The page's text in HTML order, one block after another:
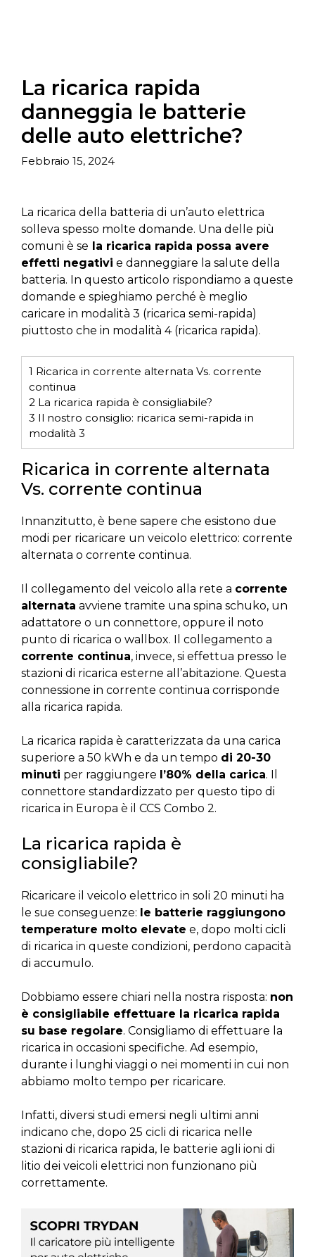
La ricarica rapida
danneggia le batterie
delle auto elettriche?
Febbraio 15, 2024
La ricarica della batteria di un’auto elettrica
solleva spesso molte domande. Una delle più
comuni è se la ricarica rapida possa avere
effetti negativi e danneggiare la salute della
batteria. In questo articolo rispondiamo a queste
domande e spieghiamo perché è meglio
caricare in modalità 3 (ricarica semi-rapida)
piuttosto che in modalità 4 (ricarica rapida).
1 Ricarica in corrente alternata Vs. corrente
continua
2 La ricarica rapida è consigliabile?
3 Il nostro consiglio: ricarica semi-rapida in
modalità 3
Ricarica in corrente alternata
Vs. corrente continua
Innanzitutto, è bene sapere che esistono due
modi per ricaricare un veicolo elettrico: corrente
alternata o corrente continua.
Il collegamento del veicolo alla rete a corrente
alternata avviene tramite una spina schuko, un
adattatore o un connettore, oppure il noto
punto di ricarica o wallbox. Il collegamento a
corrente continua, invece, si effettua presso le
stazioni di ricarica esterne all’abitazione. Questa
connessione in corrente continua corrisponde
alla ricarica rapida.
La ricarica rapida è caratterizzata da una carica
superiore a 50 kWh e da un tempo di 20-30
minuti per raggiungere l’80% della carica. Il
connettore standardizzato per questo tipo di
ricarica in Europa è il CCS Combo 2.
La ricarica rapida è
consigliabile?
Ricaricare il veicolo elettrico in soli 20 minuti ha
le sue conseguenze: le batterie raggiungono
temperature molto elevate e, dopo molti cicli
di ricarica in queste condizioni, perdono capacità
di accumulo.
Dobbiamo essere chiari nella nostra risposta: non
è consigliabile effettuare la ricarica rapida
su base regolare. Consigliamo di effettuare la
ricarica in occasioni specifiche. Ad esempio,
durante i lunghi viaggi o nei momenti in cui non
abbiamo molto tempo per ricaricare.
Infatti, diversi studi emersi negli ultimi anni
indicano che, dopo 25 cicli di ricarica nelle
stazioni di ricarica rapida, le batterie agli ioni di
litio dei veicoli elettrici non funzionano più
correttamente.